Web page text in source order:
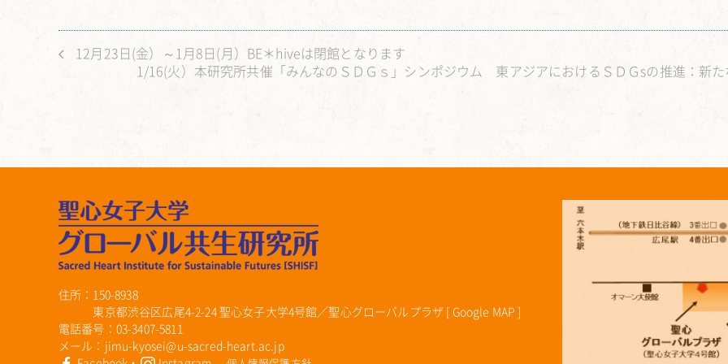
12月23日(金）～1月8日(月）BE＊hiveは閉館となります
1/16(火）本研究所共催「みんなのＳＤＧｓ」シンポジウム 東アジアにおけるＳＤＧsの推進：新
住所：150-8938
東京都渋谷区広尾4-2-24 聖心女子大学4号館／聖心グローバルプラザ [ Google MAP ]
電話番号：03-3407-5811
メール：jimu-kyosei@u-sacred-heart.ac.jp